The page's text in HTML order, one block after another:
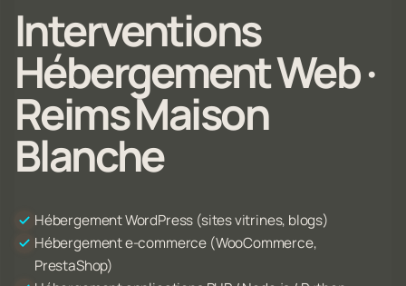
Interventions
Hébergement Web ·
Reims Maison
Blanche
Hébergement WordPress (sites vitrines, blogs)
Hébergement e-commerce (WooCommerce,
PrestaShop)